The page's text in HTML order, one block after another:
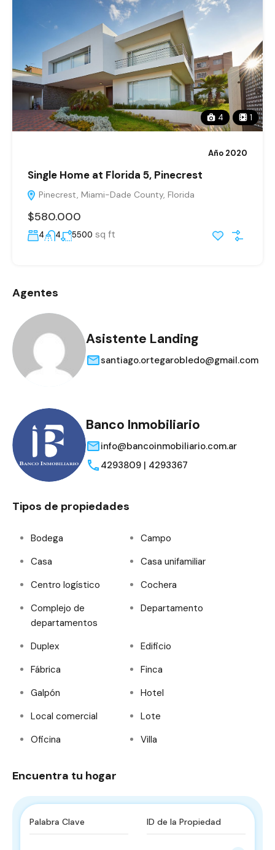
4 1
Año 2020
Single Home at Florida 5, Pinecrest
Pinecrest, Miami-Dade County, Florida
$580.000
4 4 5500 sq ft
Agentes
Asistente Landing
santiago.ortegarobledo@gmail.com
Banco Inmobiliario
info@bancoinmobiliario.com.ar
4293809 | 4293367
Tipos de propiedades
Bodega
Campo
Casa
Casa unifamiliar
Centro logístico
Cochera
Complejo de
departamentos
Departamento
Duplex
Edificio
Fábrica
Finca
Galpón
Hotel
Local comercial
Lote
Oficina
Villa
Encuentra tu hogar